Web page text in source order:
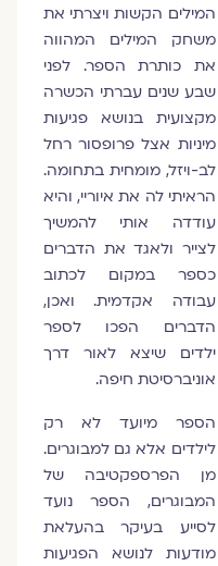
המילים הקשות ויצרתי את
משחק המילים המהווה
את כותרת הספר. לפני
שבע שנים עברתי הכשרה
מקצועית בנושא פגיעות
מיניות אצל פרופסור רחל
לב-ויזל, מומחית בתחומה.
הראיתי לה את איוריי, והיא
עודדה אותי להמשיך
לצייר ולאגד את הדברים
כספר במקום לכתוב
עבודה אקדמית. ואכן,
הדברים הפכו לספר
ילדים שיצא לאור דרך
אוניברסיטת חיפה.
הספר מיועד לא רק
לילדים אלא גם למבוגרים.
מן הפרספקטיבה של
המבוגרים, הספר נועד
לסייע בעיקר בהעלאת
מודעות לנושא הפגיעות